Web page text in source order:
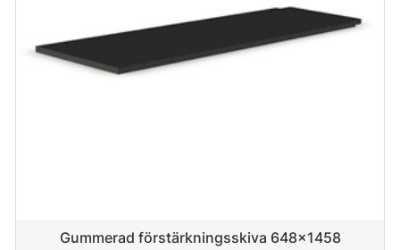
Gummerad förstärkningsskiva 648x1458